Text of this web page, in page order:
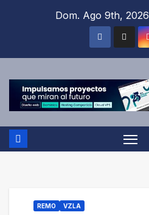
Dom. Ago 9th, 2026
REMO VZLA